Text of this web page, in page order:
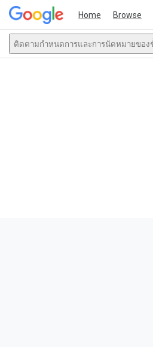
Home Browse
ติดตามกำหนดการและการนัดหมายของ